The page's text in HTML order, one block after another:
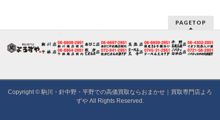
PAGETOP
Copyright © 駒川・針中野・平野での高価買取ならおまかせ｜買取専門店よろ
ずやAll Rights Reserved.